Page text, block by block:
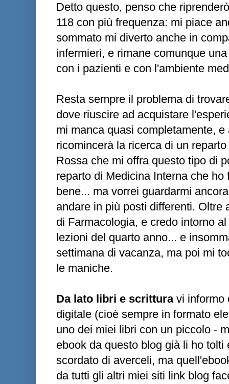
Detto questo, penso che
118 con più frequenza: mi piace
sommato mi diverto anche in
infermieri, e rimane comunque
con i pazienti e con l'ambiente
Resta sempre il problema di
dove riuscire ad acquistare
mi manca quasi completamente,
ricomincerà la ricerca di un
Rossa che mi offra questo tipo di
reparto di Medicina Interna che
bene... ma vorrei guardarmi
andare in più posti differenti. Oltre
di Farmacologia, e credo intorno
lezioni del quarto anno... e
settimana di vacanza, ma poi mi
le maniche.
Da lato libri e scritturavi informo
digitale (cioè sempre in formato
uno dei miei libri con un piccolo -
ebook da questo blog già li ho tolti
scordato di averceli, ma
da tutti gli altri miei siti link blog